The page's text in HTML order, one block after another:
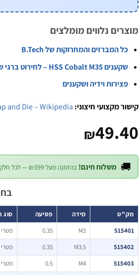
מוצרים נלווים מומלצים
כל המברזים והמחרוקות של B.Tech
שקענים HSS Cobalt M35 – לחירוט ברגי שיקוע
פצירות וידיה ושקענים
קישור מקצועי חיצוני: and Die – Wikipedia
₪49.40
🚚 משלוח חינם! בהזמנה מעל ₪399 — לכל חלקי הארץ
מק"ט מידה פסיעה סוג
515401
M3
0.35 מטרי
515402
M3.5
0.35 מטרי
515403
M4
0.5 מטרי